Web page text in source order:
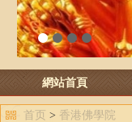
1 2 3 4
網站首頁
首页 > 香港佛學院